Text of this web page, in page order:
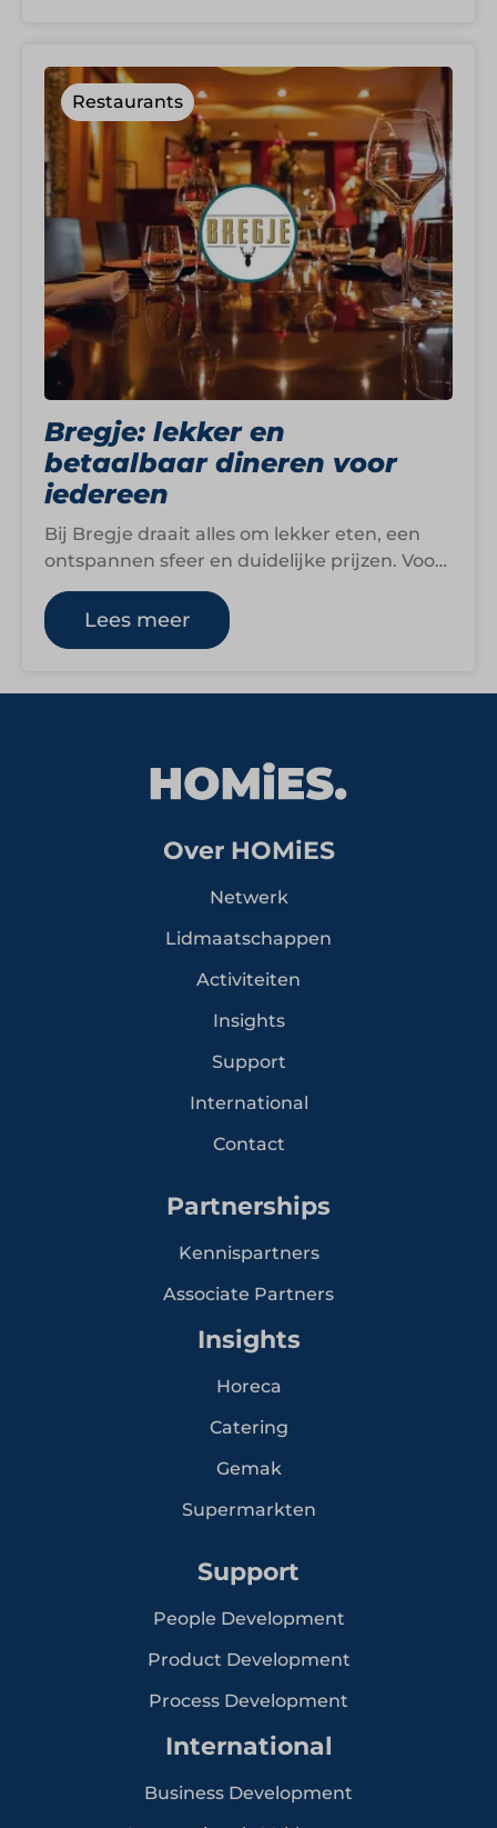
Restaurants
Bregje: lekker en
betaalbaar dineren voor
iedereen
Bij Bregje draait alles om lekker eten, een
ontspannen sfeer en duidelijke prijzen. Voor
een vaste prijs genieten gasten van…
Lees meer
Over HOMiES
Netwerk
Lidmaatschappen
Activiteiten
Insights
Support
International
Contact
Partnerships
Kennispartners
Associate Partners
Insights
Horeca
Catering
Gemak
Supermarkten
Support
People Development
Product Development
Process Development
International
Business Development